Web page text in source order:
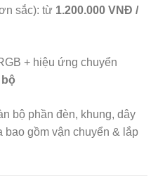
sắc): từ 1.200.000 VNĐ /
+ hiệu ứng chuyển
bộ phần đèn, khung, dây
bao gồm vận chuyển & lắp